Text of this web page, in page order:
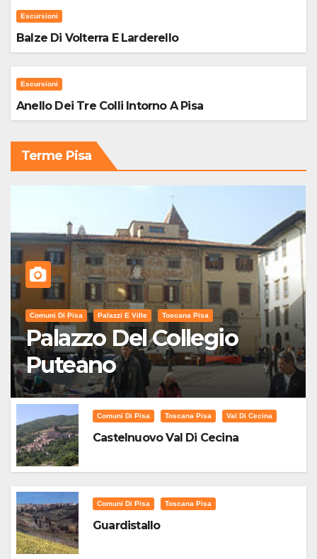
Escursioni
Balze Di Volterra E Larderello
Escursioni
Anello Dei Tre Colli Intorno A Pisa
Terme Pisa
Comuni Di Pisa Palazzi E Ville Toscana Pisa
Palazzo Del Collegio
Puteano
Comuni Di Pisa Toscana Pisa Val Di Cecina
Castelnuovo Val Di Cecina
Comuni Di Pisa Toscana Pisa
Guardistallo